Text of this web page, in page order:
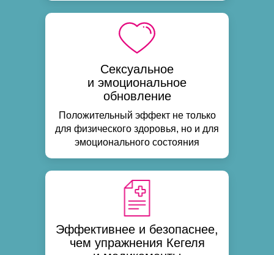
Эффективнее и безопаснее,
чем упражнения Кегеля
Сексуальное
и эмоциональное
обновление
Положительный эффект не только
для физического здоровья, но и для
эмоционального состояния